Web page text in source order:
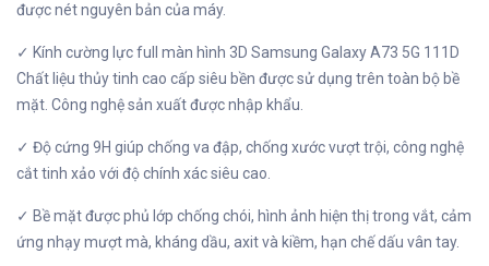
được nét nguyên bản của máy.
✓ Kính cường lực full màn hình 3D Samsung Galaxy A73 5G 111D
Chất liệu thủy tinh cao cấp siêu bền được sử dụng trên toàn bộ bề
mặt. Công nghệ sản xuất được nhập khẩu.
✓ Độ cứng 9H giúp chống va đập, chống xước vượt trội, công nghệ
cắt tinh xảo với độ chính xác siêu cao.
✓ Bề mặt được phủ lớp chống chói, hình ảnh hiện thị trong vắt, cảm
ứng nhạy mượt mà, kháng dầu, axit và kiềm, hạn chế dấu vân tay.